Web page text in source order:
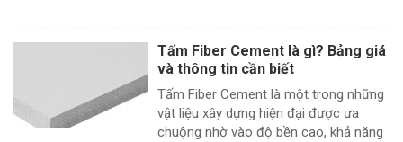
Tấm Fiber Cement là gì? Bảng giá
và thông tin cần biết
Tấm Fiber Cement là một trong những
vật liệu xây dựng hiện đại được ưa
chuộng nhờ vào độ bền cao, khả năng